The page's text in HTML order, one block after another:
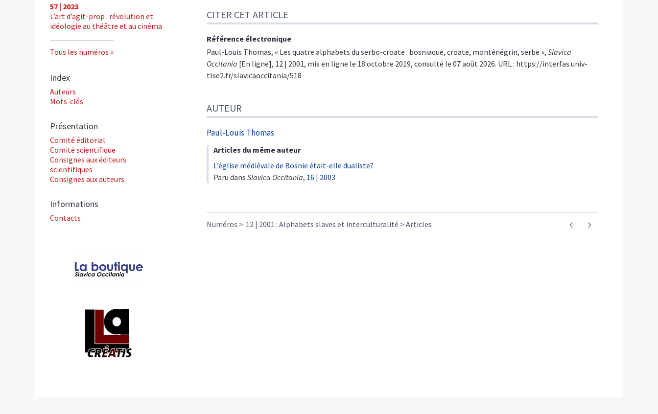
57 | 2023
L’art d’agit-prop : révolution et
idéologie au théâtre et au cinéma
Tous les numéros
Index
Auteurs
Mots-clés
Présentation
Comité éditorial
Comité scientifique
Consignes aux éditeurs
scientifiques
Consignes aux auteurs
Informations
Contacts
CITER CET ARTICLE
Référence électronique
Paul-Louis Thomas, « Les quatre alphabets du serbo-croate : bosniaque, croate, monténégrin, serbe », Slavica
Occitania [En ligne], 12 | 2001, mis en ligne le 18 octobre 2019, consulté le 07 août 2026. URL : https://interfas.univ-
tlse2.fr/slavicaoccitania/518
AUTEUR
Paul-Louis Thomas
Articles du même auteur
L’église médiévale de Bosnie était-elle dualiste?
Paru dans Slavica Occitania, 16 | 2003
Numéros 12 | 2001 : Alphabets slaves et interculturalité Articles